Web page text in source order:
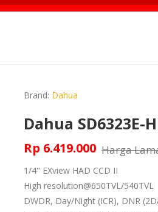
Brand: Dahua
Dahua SD6323E-H
Rp 6.419.000 Harga
1/4" EXview HAD CCD II
High resolution@650TVL/540TVL
DWDR, Day/Night (ICR), DNR